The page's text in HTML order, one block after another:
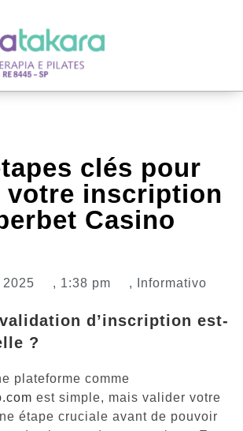
clés pour
votre inscription
Casino
2025 , 1:38 pm , Informativo
d’inscription est-
?
plateforme comme
est simple, mais valider votre
étape cruciale avant de pouvoir